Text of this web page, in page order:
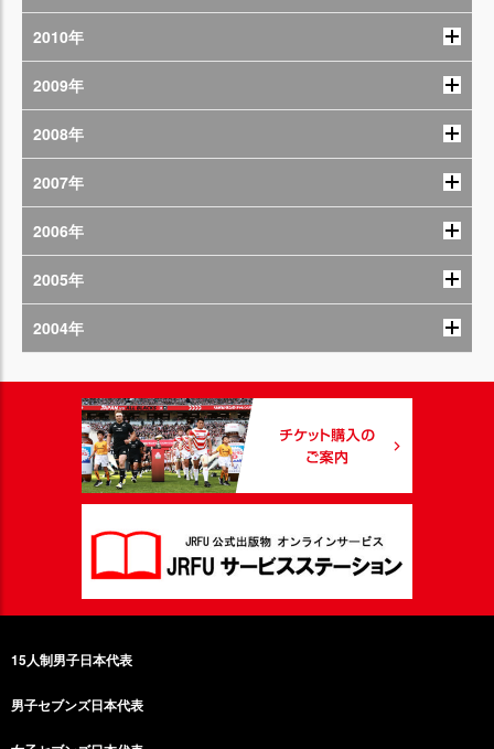
2010年
2009年
2008年
2007年
2006年
2005年
2004年
15人制男子日本代表
男子セブンズ日本代表